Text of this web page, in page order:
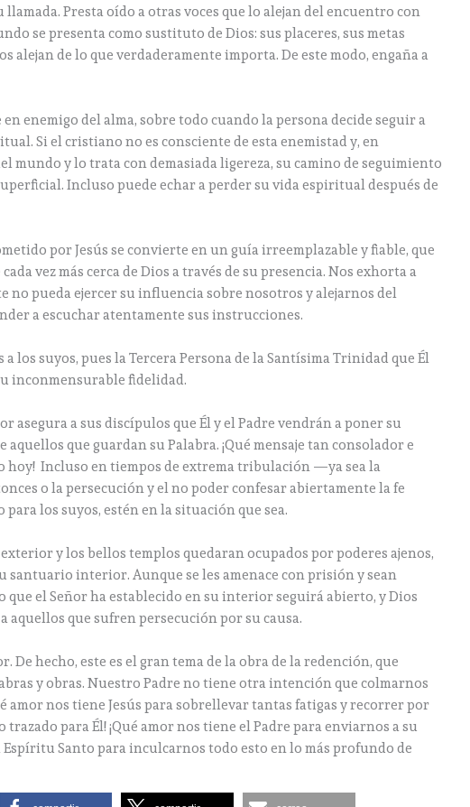
llamada. Presta oído a otras voces que lo alejan del encuentro con
se presenta como sustituto de Dios: sus placeres, sus metas
alejan de lo que verdaderamente importa. De este modo, engaña a
enemigo del alma, sobre todo cuando la persona decide seguir a
Si el cristiano no es consciente de esta enemistad y, en
mundo y lo trata con demasiada ligereza, su camino de seguimiento
Incluso puede echar a perder su vida espiritual después de
por Jesús se convierte en un guía irreemplazable y fiable, que
vez más cerca de Dios a través de su presencia. Nos exhorta a
no pueda ejercer su influencia sobre nosotros y alejarnos del
a escuchar atentamente sus instrucciones.
a los suyos, pues la Tercera Persona de la Santísima Trinidad que Él
inconmensurable fidelidad.
asegura a sus discípulos que Él y el Padre vendrán a poner su
aquellos que guardan su Palabra. ¡Qué mensaje tan consolador e
hoy! Incluso en tiempos de extrema tribulación —ya sea la
o la persecución y el no poder confesar abiertamente la fe
los suyos, estén en la situación que sea.
y los bellos templos quedaran ocupados por poderes ajenos,
santuario interior. Aunque se les amenace con prisión y sean
que el Señor ha establecido en su interior seguirá abierto, y Dios
aquellos que sufren persecución por su causa.
De hecho, este es el gran tema de la obra de la redención, que
y obras. Nuestro Padre no tiene otra intención que colmarnos
amor nos tiene Jesús para sobrellevar tantas fatigas y recorrer por
para Él! ¡Qué amor nos tiene el Padre para enviarnos a su
Espíritu Santo para inculcarnos todo esto en lo más profundo de